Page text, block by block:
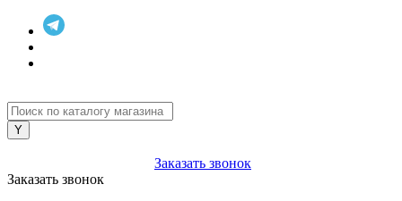
Заказать звонок
Заказать звонок